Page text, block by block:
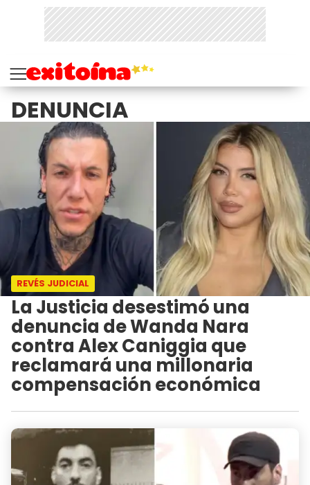
DENUNCIA
REVÉS JUDICIAL
La Justicia desestimó una
denuncia de Wanda Nara
contra Alex Caniggia que
reclamará una millonaria
compensación económica